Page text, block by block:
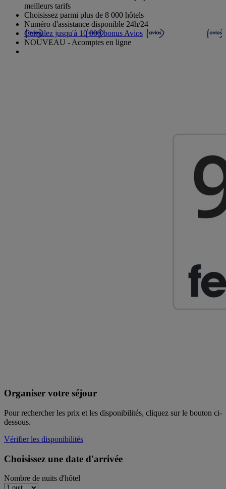
meilleurs tarifs
Choisissez parmi plus de 8 000 hôtels
Numéro d'assistance disponible 24h/24
Cumulez jusqu'à 10 000 bonus Avios
NOUVEAU - Acomptes en ligne
Organiser votre séjour
Pour rechercher les prix et les disponibilités, cliquez sur le bouton ci-
dessous.
Vérifier les disponibilités
Choisissez une date d'arrivée
Nombre de nuits d'hôtel